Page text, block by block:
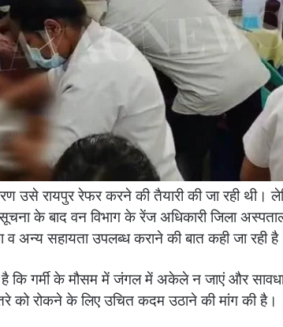
उसे रायपुर रेफर करने की तैयारी की जा रही थी।
के बाद वन विभाग के रेंज अधिकारी जिला
अन्य सहायता उपलब्ध कराने की बात कही जा रही
कि गर्मी के मौसम में जंगल में अकेले न जाएं और
को रोकने के लिए उचित कदम उठाने की मांग की है।